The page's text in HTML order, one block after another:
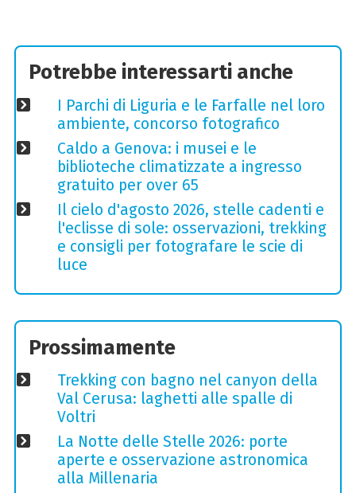
Potrebbe interessarti anche
I Parchi di Liguria e le Farfalle nel loro
ambiente, concorso fotografico
Caldo a Genova: i musei e le
biblioteche climatizzate a ingresso
gratuito per over 65
Il cielo d'agosto 2026, stelle cadenti e
l'eclisse di sole: osservazioni, trekking
e consigli per fotografare le scie di
luce
Prossimamente
Trekking con bagno nel canyon della
Val Cerusa: laghetti alle spalle di
Voltri
La Notte delle Stelle 2026: porte
aperte e osservazione astronomica
alla Millenaria